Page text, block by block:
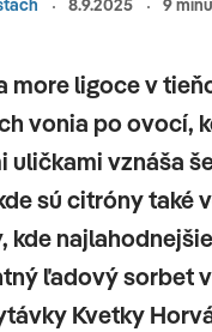
8.9.2025 9
more ligoce v
vonia po ovocí,
uličkami vznáša
sú citróny také
kde
ľadový sorbet
Kvetky